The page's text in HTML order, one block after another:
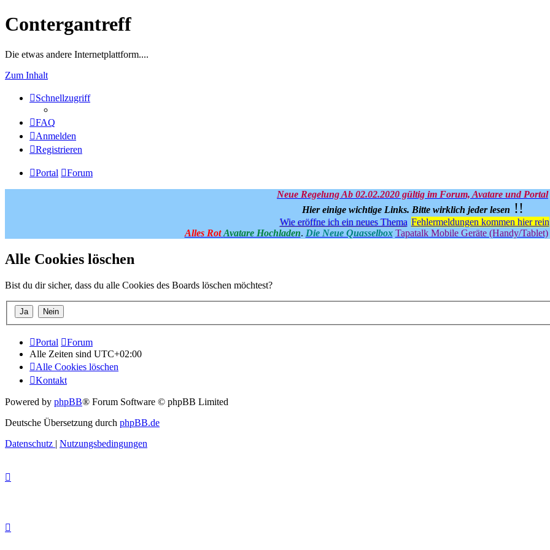
Contergantreff
Die etwas andere Internetplattform....
Zum Inhalt
Schnellzugriff
FAQ
Anmelden
Registrieren
Portal Forum
Neue Regelung Ab 02.02.2020 gültig im Forum, Avatare und Portal
Hier einige wichtige Links. Bitte wirklich jeder lesen !!
Wie eröffne ich ein neues Thema Fehlermeldungen kommen hier rein
Alles Rot Avatare Hochladen. Die Neue Quasselbox Tapatalk Mobile Geräte (Handy/Tablet)
Alle Cookies löschen
Bist du dir sicher, dass du alle Cookies des Boards löschen möchtest?
Portal
Forum
Alle Zeiten sind UTC+02:00
Alle Cookies löschen
Kontakt
Powered by phpBB® Forum Software © phpBB Limited
Deutsche Übersetzung durch phpBB.de
Datenschutz | Nutzungsbedingungen